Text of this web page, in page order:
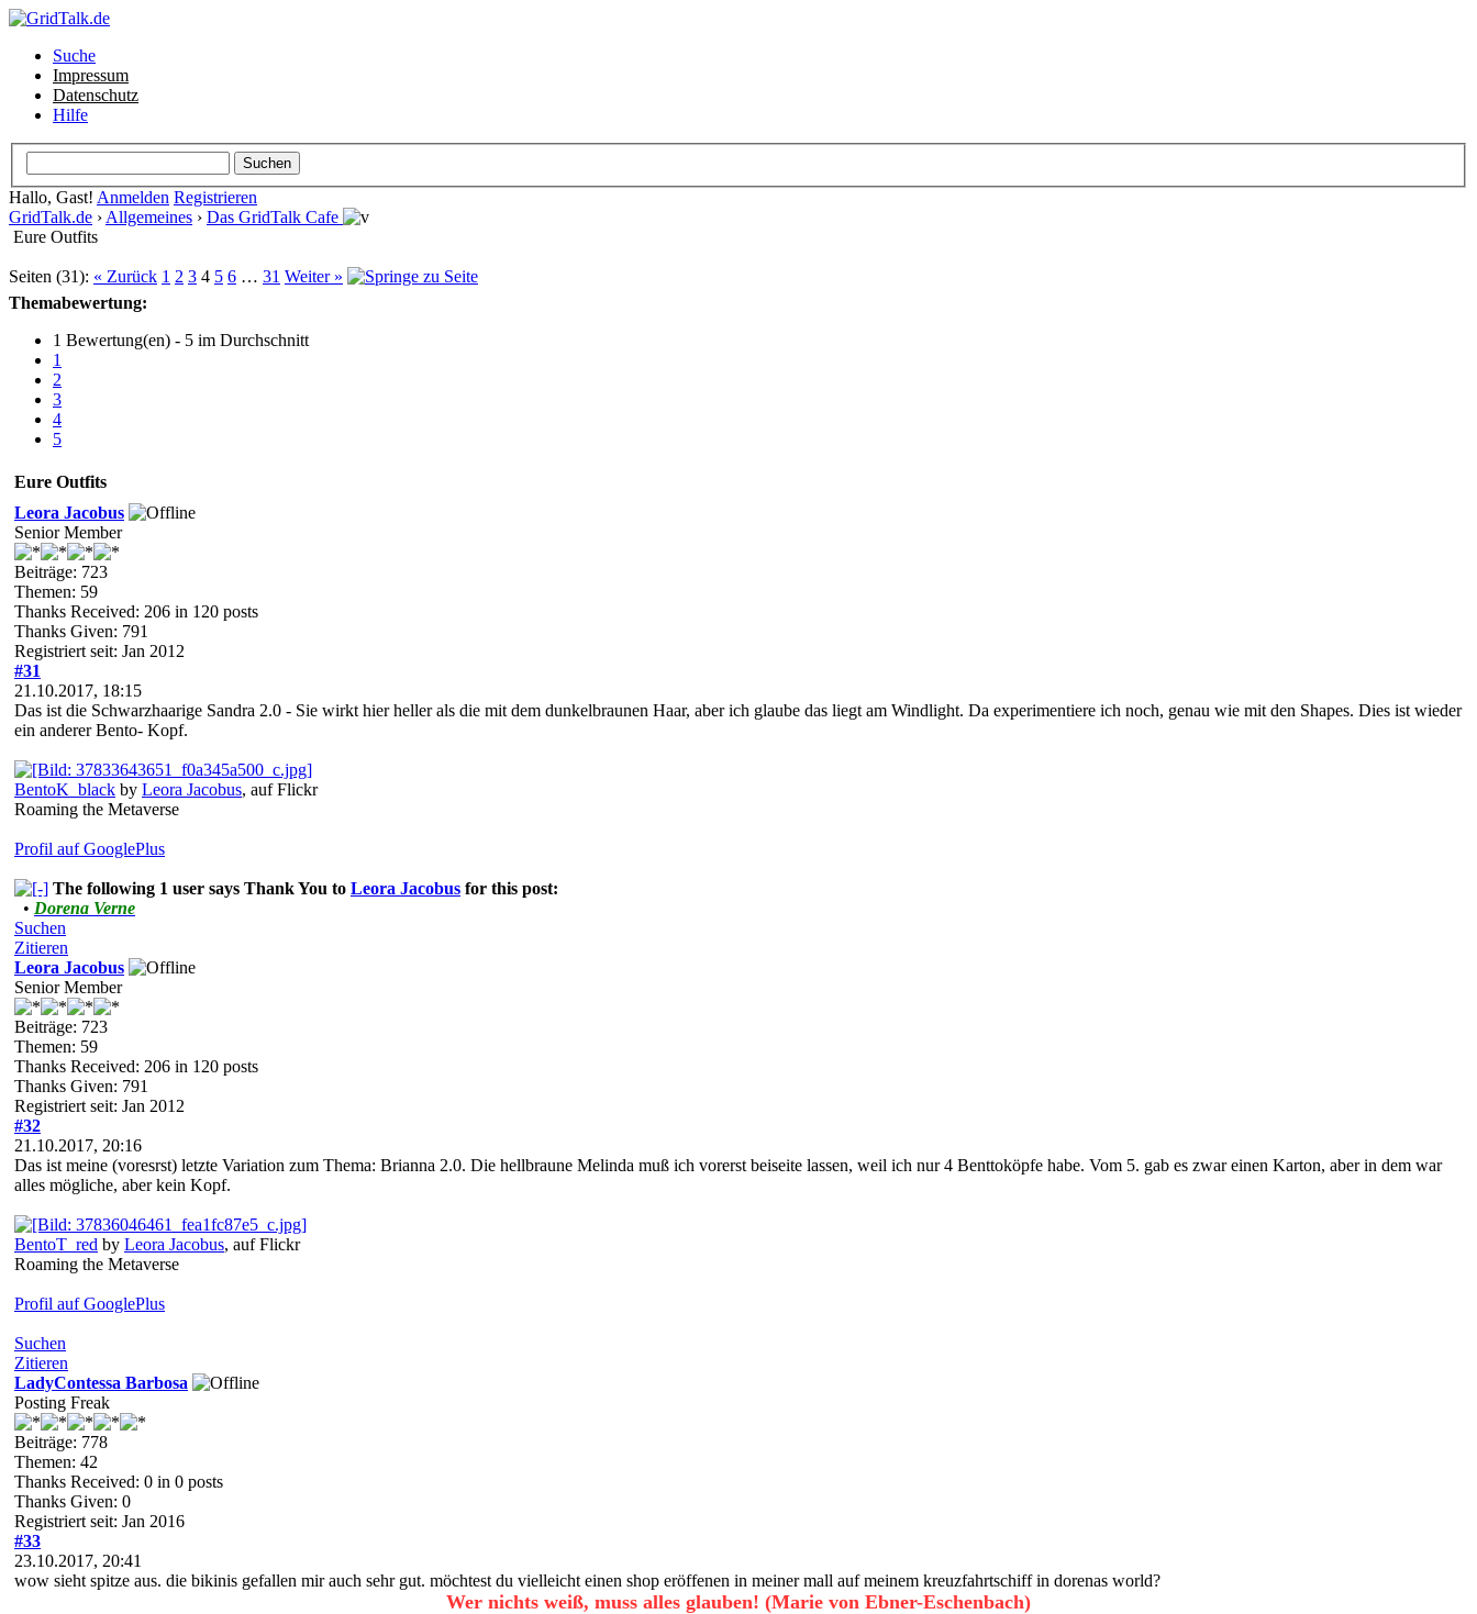
Suche
Impressum
Datenschutz
Hilfe
Hallo, Gast! Anmelden Registrieren
GridTalk.de › Allgemeines › Das GridTalk Cafe
Eure Outfits
Seiten (31): « Zurück 1 2 3 4 5 6 … 31 Weiter »
Themabewertung:
1 Bewertung(en) - 5 im Durchschnitt
1
2
3
4
5
Eure Outfits
Leora Jacobus
Senior Member
Beiträge: 723
Themen: 59
Thanks Received: 206 in 120 posts
Thanks Given: 791
Registriert seit: Jan 2012
#31
21.10.2017, 18:15
Das ist die Schwarzhaarige Sandra 2.0 - Sie wirkt hier heller als die mit dem dunkelbraunen Haar, aber ich glaube das liegt am Windlight. Da experimentiere ich noch, genau wie mit den Shapes. Dies ist wieder
ein anderer Bento- Kopf.
BentoK_black by Leora Jacobus, auf Flickr
Roaming the Metaverse
Profil auf GooglePlus
The following 1 user says Thank You to Leora Jacobus for this post:
• Dorena Verne
Suchen
Zitieren
Leora Jacobus
Senior Member
Beiträge: 723
Themen: 59
Thanks Received: 206 in 120 posts
Thanks Given: 791
Registriert seit: Jan 2012
#32
21.10.2017, 20:16
Das ist meine (voresrst) letzte Variation zum Thema: Brianna 2.0. Die hellbraune Melinda muß ich vorerst beiseite lassen, weil ich nur 4 Benttoköpfe habe. Vom 5. gab es zwar einen Karton, aber in dem war
alles mögliche, aber kein Kopf.
BentoT_red by Leora Jacobus, auf Flickr
Roaming the Metaverse
Profil auf GooglePlus
Suchen
Zitieren
LadyContessa Barbosa
Posting Freak
Beiträge: 778
Themen: 42
Thanks Received: 0 in 0 posts
Thanks Given: 0
Registriert seit: Jan 2016
#33
23.10.2017, 20:41
wow sieht spitze aus. die bikinis gefallen mir auch sehr gut. möchtest du vielleicht einen shop eröffenen in meiner mall auf meinem kreuzfahrtschiff in dorenas world?
Wer nichts weiß, muss alles glauben! (Marie von Ebner-Eschenbach)